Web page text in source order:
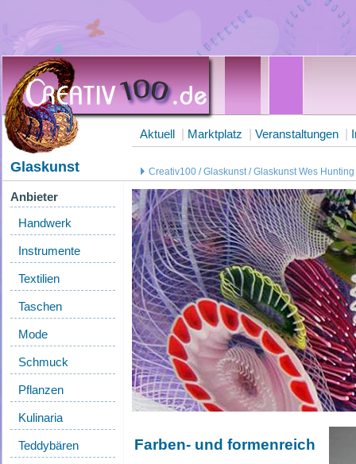
Aktuell Marktplatz Veranstaltungen
Glaskunst Creativ100 /Glaskunst/Glaskunst Wes Hunting
Anbieter
Handwerk
Instrumente
Textilien
Taschen
Mode
Schmuck
Pflanzen
Kulinaria
Teddybären Farben- und formenreich